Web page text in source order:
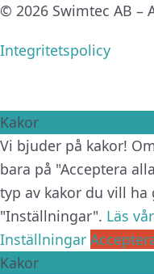
© 2026 Swimtec AB –
Integritetspolicy
Kakor
Vi bjuder på kakor!
bara på "Acceptera
typ av kakor du vill ha
"Inställningar". Läs
Inställningar
Kakor